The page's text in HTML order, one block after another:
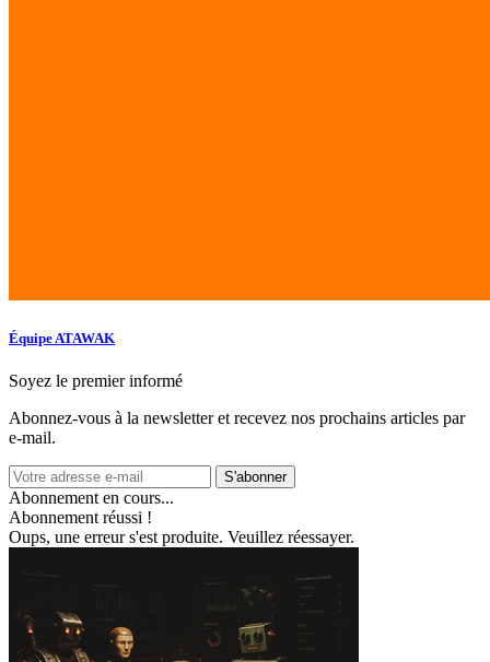
Équipe ATAWAK
Soyez le premier informé
Abonnez‑vous à la newsletter et recevez nos prochains articles par
e‑mail.
S'abonner
Abonnement en cours...
Abonnement réussi !
Oups, une erreur s'est produite. Veuillez réessayer.